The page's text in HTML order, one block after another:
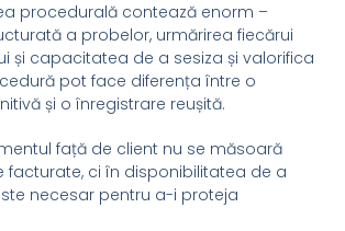
procedurală contează enorm –
a probelor, urmărirea fiecărui
și capacitatea de a sesiza și valorifica
pot face diferența între o
și o înregistrare reușită.
față de client nu se măsoară
facturate, ci în disponibilitatea de a
necesar pentru a-i proteja